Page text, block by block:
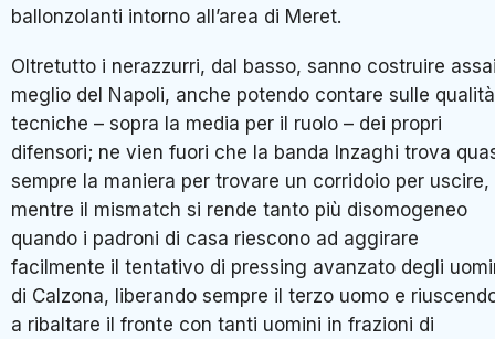
ballonzolanti intorno all’area di Meret.
Oltretutto i nerazzurri, dal basso, sanno costruire
meglio del Napoli, anche potendo contare sulle qualità
tecniche – sopra la media per il ruolo – dei propri
difensori; ne vien fuori che la banda Inzaghi trova
sempre la maniera per trovare un corridoio per uscire,
mentre il mismatch si rende tanto più disomogeneo
quando i padroni di casa riescono ad aggirare
facilmente il tentativo di pressing avanzato degli
di Calzona, liberando sempre il terzo uomo e
a ribaltare il fronte con tanti uomini in frazioni di